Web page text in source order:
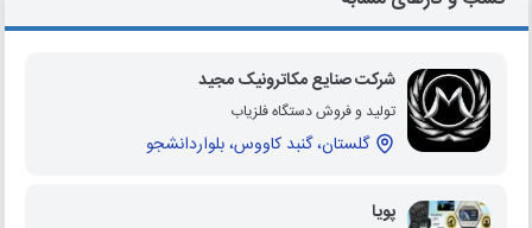
شرکت صنایع مکاترونیک مجید
تولید و فروش دستگاه فلزیاب
گلستان، گنبد کاووس، بلواردانشجو
پویا